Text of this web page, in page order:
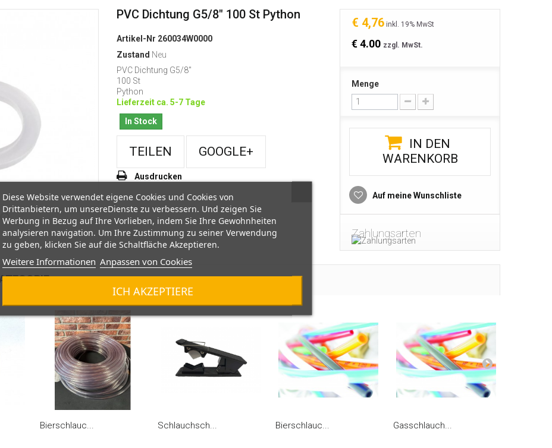
PVC Dichtung G5/8" 100 St Python
Artikel-Nr 260034W0000
Zustand Neu
PVC Dichtung G5/8"
100 St
Python
Lieferzeit ca. 5-7 Tage
In Stock
TEILEN GOOGLE+
Ausdrucken
€ 4,76 inkl. 19% MwSt
€ 4.00 zzgl. MwSt.
Menge
IN DEN
WARENKORB
Auf meine Wunschliste
Zahlungsarten
Bierschlauc... Schlauchsch... Bierschlauc... Gasschlauch...
Diese Website verwendet eigene Cookies und Cookies von
Drittanbietern, um unsereDienste zu verbessern. Und zeigen Sie
Werbung in Bezug auf Ihre Vorlieben, indem Sie Ihre Gewohnheiten
analysieren navigation. Um Ihre Zustimmung zu seiner Verwendung
zu geben, klicken Sie auf die Schaltfläche Akzeptieren.
Weitere Informationen Anpassen von Cookies
ICH AKZEPTIERE